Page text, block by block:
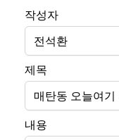
작성자
전석환
제목
매탄동 오늘여
내용